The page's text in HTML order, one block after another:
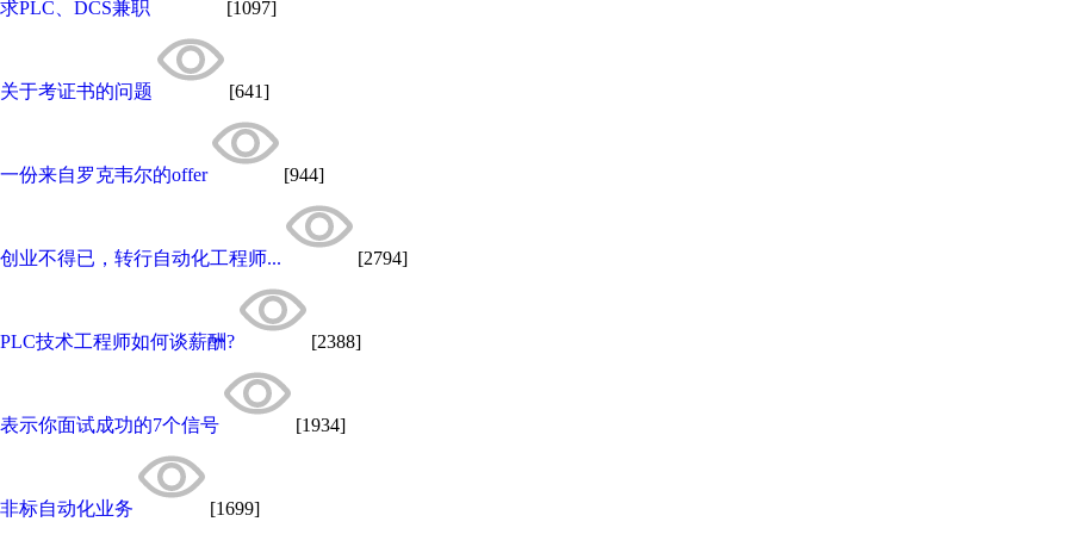
求PLC、DCS兼职 [1097]
关于考证书的问题 [641]
一份来自罗克韦尔的offer [944]
创业不得已，转行自动化工程师... [2794]
PLC技术工程师如何谈薪酬? [2388]
表示你面试成功的7个信号 [1934]
非标自动化业务 [1699]